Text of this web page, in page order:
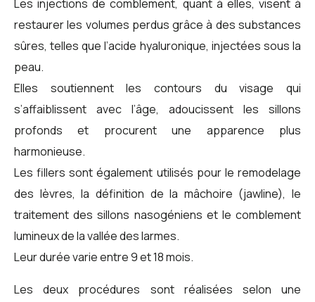
Les injections de comblement, quant à elles, visent à
restaurer les volumes perdus grâce à des substances
sûres, telles que l’acide hyaluronique, injectées sous la
peau.
Elles soutiennent les contours du visage qui
s’affaiblissent avec l’âge, adoucissent les sillons
profonds et procurent une apparence plus
harmonieuse.
Les fillers sont également utilisés pour le remodelage
des lèvres, la définition de la mâchoire (jawline), le
traitement des sillons nasogéniens et le comblement
lumineux de la vallée des larmes.
Leur durée varie entre 9 et 18 mois.
Les deux procédures sont réalisées selon une